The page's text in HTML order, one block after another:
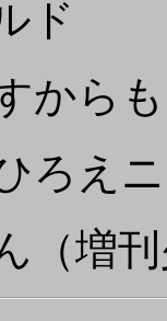
ド
から
ろえ
増刊